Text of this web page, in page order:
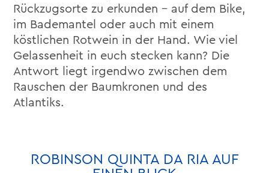
Rückzugsorte zu erkunden – auf dem Bike,
im Bademantel oder auch mit einem
köstlichen Rotwein in der Hand. Wie viel
Gelassenheit in euch stecken kann? Die
Antwort liegt irgendwo zwischen dem
Rauschen der Baumkronen und des
Atlantiks.
ROBINSON QUINTA DA RIA AUF